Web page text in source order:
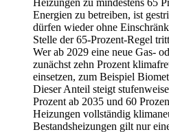
Heizungen zu mindestens 65
Energien zu betreiben, ist
dürfen wieder ohne
Stelle der 65-Prozent-Regel
Wer ab 2029 eine neue Gas-
zunächst zehn Prozent
einsetzen, zum Beispiel
Dieser Anteil steigt
Prozent ab 2035 und 60
Heizungen vollständig
Bestandsheizungen gilt nur